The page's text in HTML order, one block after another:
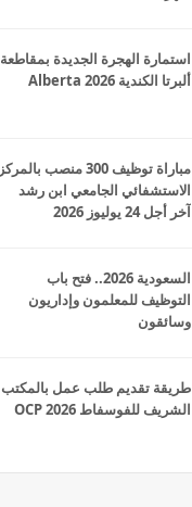
استمارة الهجرة الجديدة بمقاطعة
ألبرتا الكندية Alberta 2026
مباراة توظيف 300 منصب بالمركز
الاستشفائي الجامعي ابن رشد
آخر أجل 24 يوليوز 2026
السعودية 2026.. فتح باب
التوظيف للمعلمون وإداريون
وسائقون
طريقة تقديم طلب عمل بالمكتب
الشريف للفوسفاط OCP 2026